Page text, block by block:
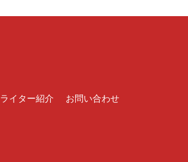
ライター紹介 お問い合わせ